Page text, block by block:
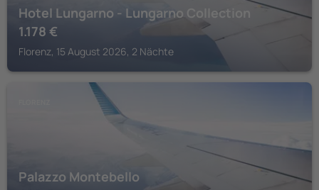
Hotel Lungarno - Lungarno Collection
1.178 €
Florenz, 15 August 2026, 2 Nächte
Palazzo Montebello